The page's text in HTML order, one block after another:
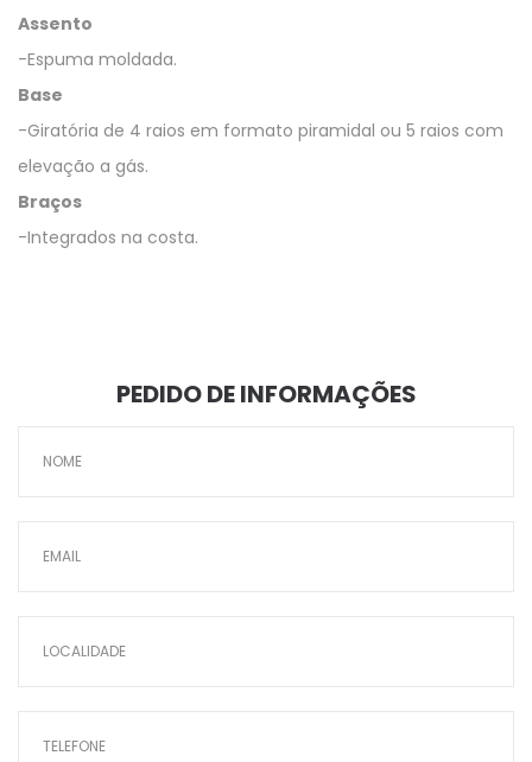
Assento
-Espuma moldada.
Base
-Giratória de 4 raios em formato piramidal ou 5 raios com
elevação a gás.
Braços
-Integrados na costa.
PEDIDO DE INFORMAÇÕES